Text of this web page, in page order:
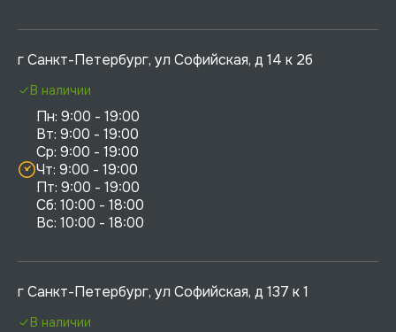
г Санкт-Петербург, ул Софийская, д 14 к 2б
Пн: 9:00 - 19:00
Вт: 9:00 - 19:00
Ср: 9:00 - 19:00
Чт: 9:00 - 19:00
Пт: 9:00 - 19:00
Сб: 10:00 - 18:00
В наличии
г Санкт-Петербург, ул Софийская, д 137 к 1
В наличии